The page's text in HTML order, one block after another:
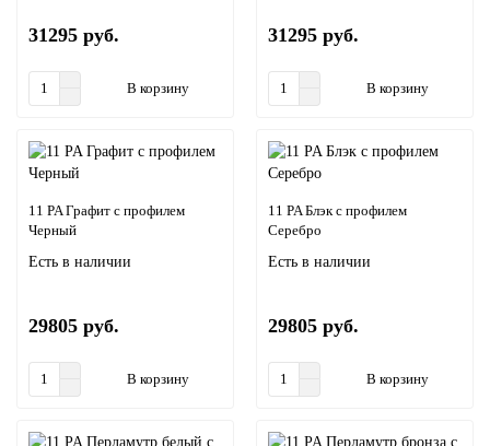
31295 руб.
В корзину
31295 руб.
В корзину
11 PA Графит с профилем
Черный
Есть в наличии
29805 руб.
В корзину
11 PA Блэк с профилем
Серебро
Есть в наличии
29805 руб.
В корзину